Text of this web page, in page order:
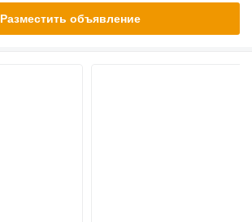
Разместить объявление